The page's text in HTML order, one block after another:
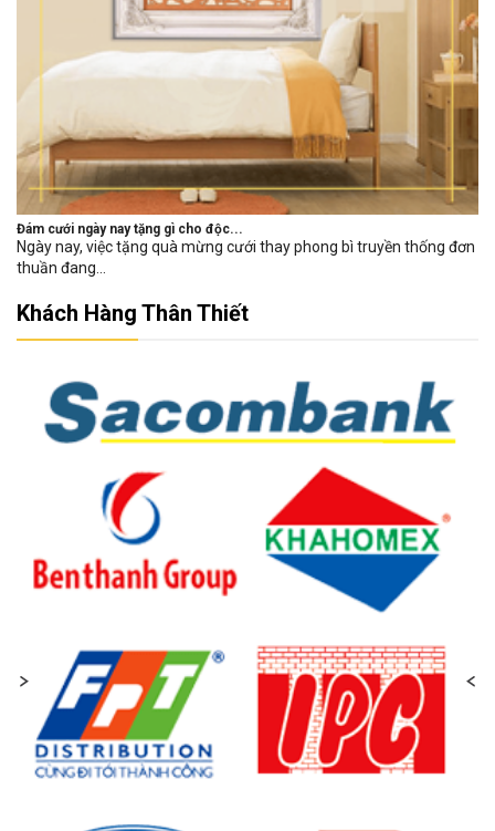
Đám cưới ngày nay tặng gì cho độc...
Ngày nay, việc tặng quà mừng cưới thay phong bì truyền thống đơn
thuần đang...
Khách Hàng Thân Thiết